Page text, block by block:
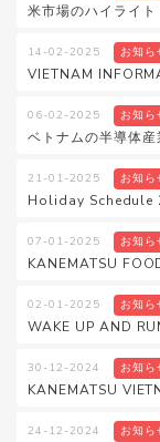
米市場のハイライト
14-02-2025 お知ら
VIETNAM
06-02-2025 お知ら
ベトナムの半導体
21-01-2025 お知ら
Holiday Schedule
07-01-2025 お知ら
02-01-2025 お知ら
30-12-2024 お知ら
24-12-2024 お知ら